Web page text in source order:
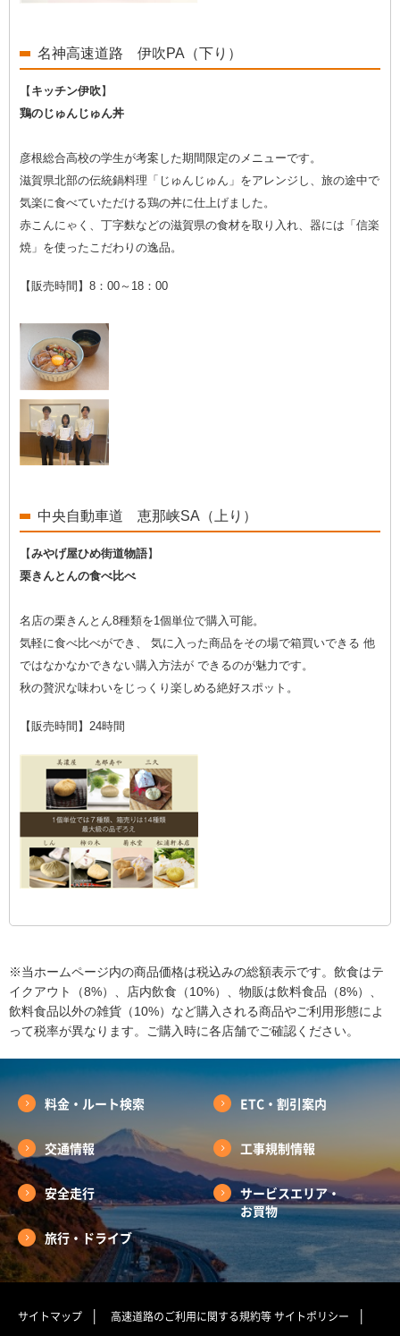
名神高速道路 伊吹PA（下り）
【キッチン伊吹】
鶏のじゅんじゅん丼
彦根総合高校の学生が考案した期間限定のメニューです。
滋賀県北部の伝統鍋料理「じゅんじゅん」をアレンジし、旅の途中で
気楽に食べていただける鶏の丼に仕上げました。
赤こんにゃく、丁字麩などの滋賀県の食材を取り入れ、器には「信楽
焼」を使ったこだわりの逸品。
【販売時間】8：00～18：00
中央自動車道 恵那峡SA（上り）
【みやげ屋ひめ街道物語】
栗きんとんの食べ比べ
名店の栗きんとん8種類を1個単位で購入可能。
気軽に食べ比べができ、 気に入った商品をその場で箱買いできる 他
ではなかなかできない購入方法が できるのが魅力です。
秋の贅沢な味わいをじっくり楽しめる絶好スポット。
【販売時間】24時間
※当ホームページ内の商品価格は税込みの総額表示です。飲食はテ
イクアウト（8%）、店内飲食（10%）、物販は飲料食品（8%）、
飲料食品以外の雑貨（10%）など購入される商品やご利用形態によ
って税率が異なります。ご購入時に各店舗でご確認ください。
料金・ルート検索 ETC・割引案内
交通情報 工事規制情報
安全走行
サービスエリア・
お買物
旅行・ドライブ
サイトマップ 高速道路のご利用に関する規約等サイトポリシー